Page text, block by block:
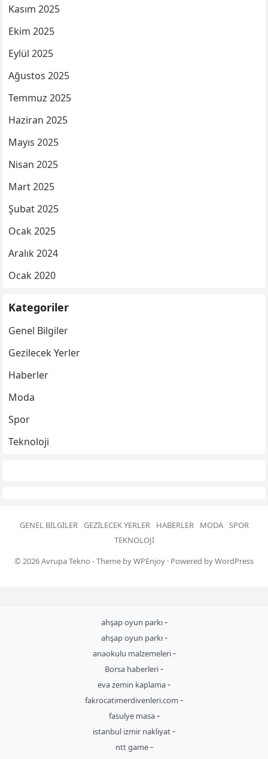
Kasım 2025
Ekim 2025
Eylül 2025
Ağustos 2025
Temmuz 2025
Haziran 2025
Mayıs 2025
Nisan 2025
Mart 2025
Şubat 2025
Ocak 2025
Aralık 2024
Ocak 2020
Kategoriler
Genel Bilgiler
Gezilecek Yerler
Haberler
Moda
Spor
Teknoloji
GENEL BILGILER GEZILECEK YERLER HABERLER MODA SPOR
TEKNOLOJI
© 2026Avrupa Tekno - Theme byWPEnjoy · Powered byWordPress
ahşap oyun parkı-
ahşap oyun parkı-
anaokulu malzemeleri-
Borsa haberleri-
eva zemin kaplama-
fakrocatimerdivenleri.com -
fasulye masa-
istanbul izmir nakliyat-
ntt game-